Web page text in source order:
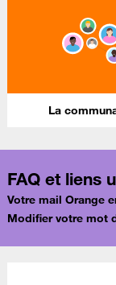
La
FAQ et liens
Votre mail Orange
Modifier votre mot